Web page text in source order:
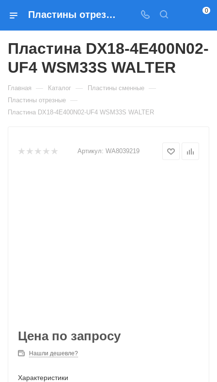
Пластины отрезные Пластина DX18-4E400N02-UF4 WSM33S WALTER — купить по выгодным ценам в Москве 0
Пластина DX18-4E400N02-
UF4 WSM33S WALTER
Главная — Каталог — Пластины сменные —
Пластины отрезные —
Пластина DX18-4E400N02-UF4 WSM33S WALTER
Артикул: WA8039219
Цена по запросу
Нашли дешевле?
Характеристики